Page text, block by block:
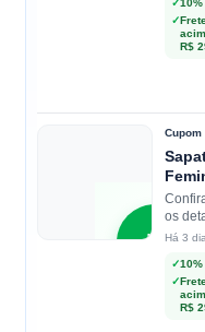
Dakota
✓
✓
R$
D
Dakota
Cupom
os
Há 3
✓
✓
R$